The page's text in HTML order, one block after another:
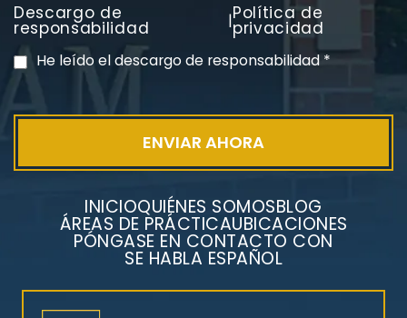
PVC Cloruro de polivinilo
Exposición
Descargo de
responsabilidad |Política de
privacidad
He leído el descargo de responsabilidad*
INICIOQUIÉNES SOMOSBLOG
ÁREAS DE PRÁCTICAUBICACIONES
PÓNGASE EN CONTACTO CON
SE HABLA ESPAÑOL